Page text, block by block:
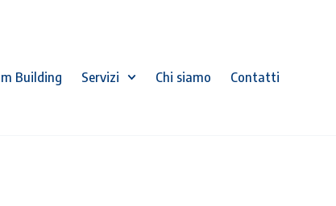
Building Servizi Chi siamo Contatti